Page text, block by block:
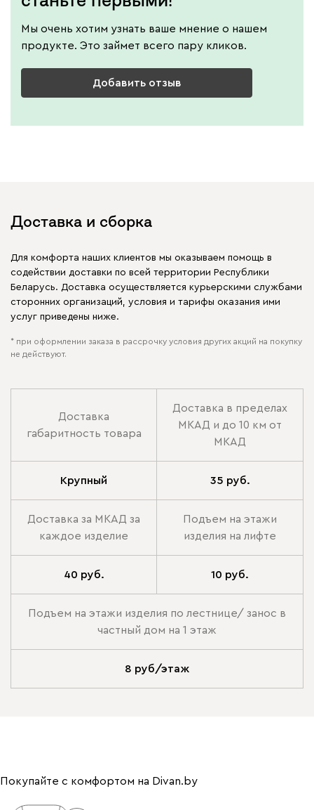
Мы очень хотим узнать ваше мнение о нашем
продукте. Это займет всего пару кликов.
Добавить отзыв
Доставка и сборка
Для комфорта наших клиентов мы оказываем помощь в
содействии доставки по всей территории Республики
Беларусь. Доставка осуществляется курьерскими службами
сторонних организаций, условия и тарифы оказания ими
услуг приведены ниже.
* при оформлении заказа в рассрочку условия других акций на покупку
не действуют.
Доставка
габаритность товара
Доставка в пределах
МКАД и до 10 км от
МКАД
Крупный 35 руб.
Доставка за МКАД за
каждое изделие
Подъем на этажи
изделия на лифте
40 руб. 10 руб.
Подъем на этажи изделия по лестнице/ занос в
частный дом на 1 этаж
8 руб/этаж
Покупайте с комфортом на Divan.by